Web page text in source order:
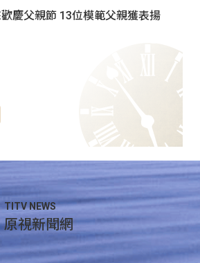
慶父親節 13位模範父親獲表揚
TITV NEWS
原視新聞網